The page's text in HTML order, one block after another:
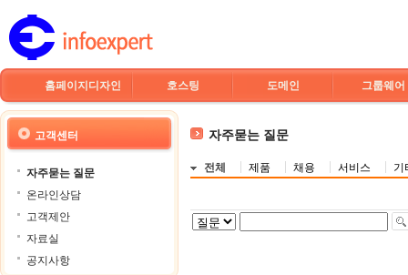
홈페이지디자인 호스팅 도메인 그룹웨어
고객센터
자주묻는 질문
온라인상담
고객제안
자료실
공지사항
자주묻는 질문
전체 제품 채용 서비스 기